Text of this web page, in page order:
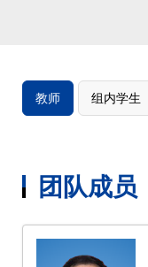
教师 组内学生
团队成员